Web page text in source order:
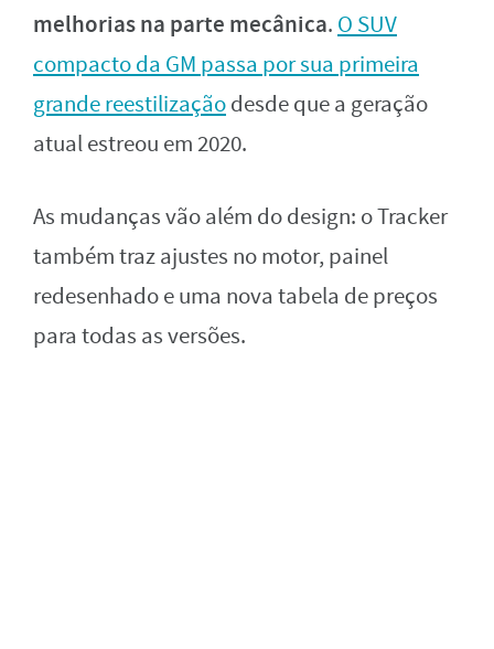
melhorias na parte mecânica. O SUV
compacto da GM passa por sua primeira
grande reestilizaçãodesde que a geração
atual estreou em 2020.
As mudanças vão além do design: o Tracker
também traz ajustes no motor, painel
redesenhado e uma nova tabela de preços
para todas as versões.